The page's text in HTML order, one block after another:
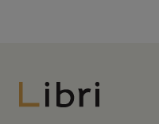
Libri